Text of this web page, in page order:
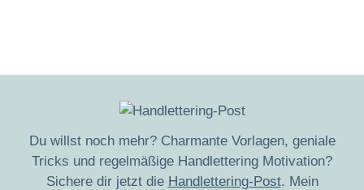
Du willst noch mehr? Charmante Vorlagen, geniale
Tricks und regelmäßige Handlettering Motivation?
Sichere dir jetzt die Handlettering-Post. Mein